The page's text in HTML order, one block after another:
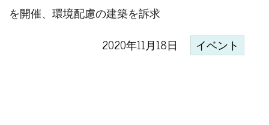
を開催、環境配慮の建築を訴求
2020年11月18日 イベント